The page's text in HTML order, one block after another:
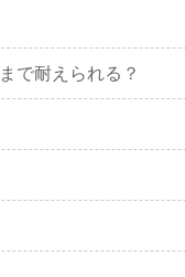
で耐えられる？